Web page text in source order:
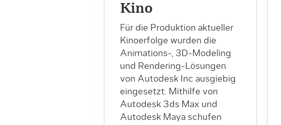
Kino
Für die Produktion aktueller
Kinoerfolge wurden die
Animations-, 3D-Modeling
und Rendering-Lösungen
von Autodesk Inc ausgiebig
eingesetzt. Mithilfe von
Autodesk 3ds Max und
Autodesk Maya schufen